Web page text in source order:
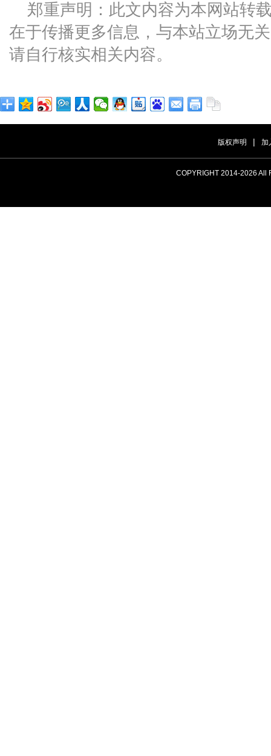
郑重声明：此文内容为本网站转
在于传播更多信息，与本站立场无
请自行核实相关内容。
版权声明 | 加
COPYRIGHT 2014-2026 All